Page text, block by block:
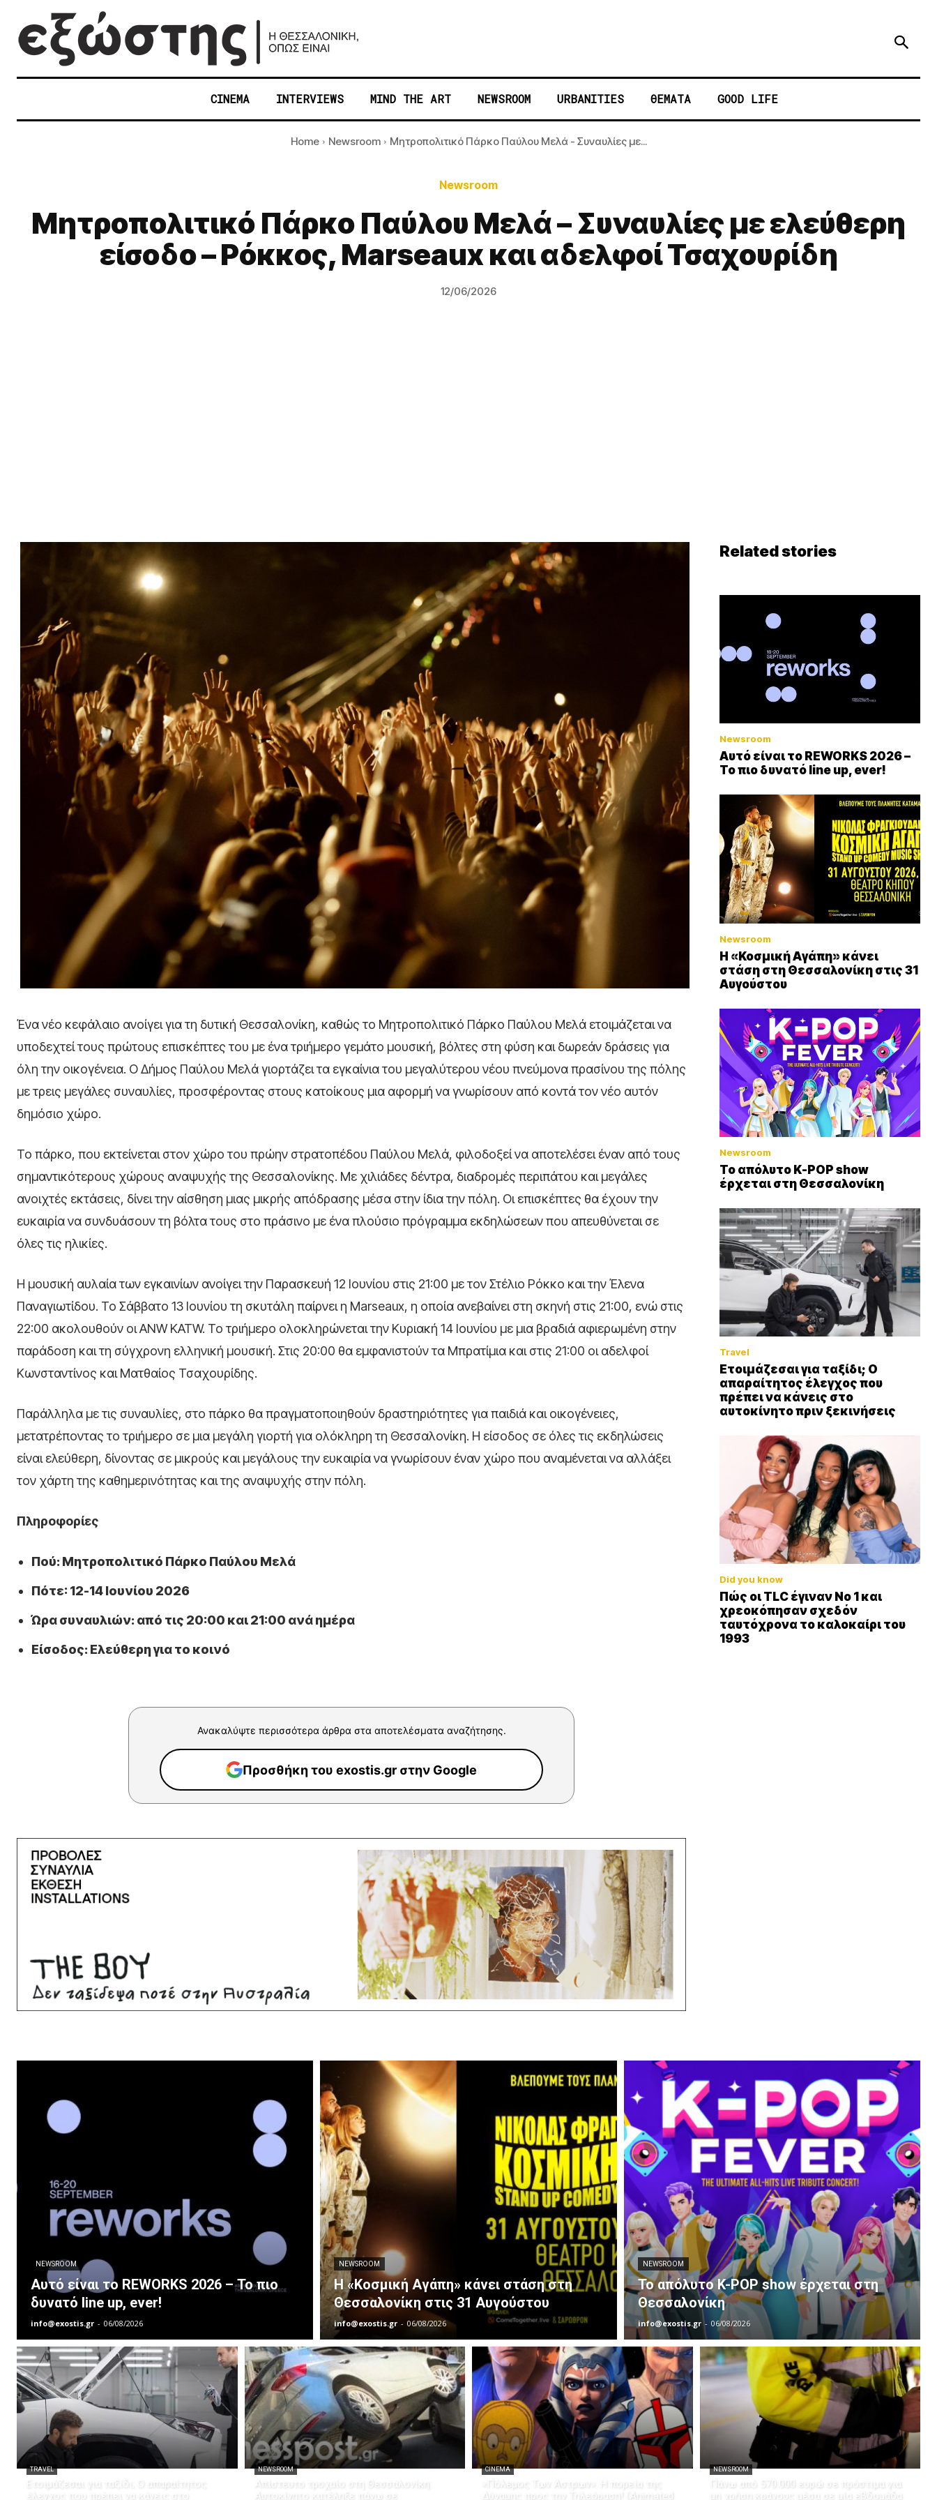
CINEMA INTERVIEWS MIND THE ART NEWSROOM URBANITIES ΘΕΜΑΤΑ GOOD LIFE
Home Newsroom Μητροπολιτικό Πάρκο Παύλου Μελά - Συναυλίες με...
Newsroom
Μητροπολιτικό Πάρκο Παύλου Μελά – Συναυλίες με ελεύθερη
είσοδο – Ρόκκος, Marseaux και αδελφοί Τσαχουρίδη
12/06/2026
Ένα νέο κεφάλαιο ανοίγει για τη δυτική Θεσσαλονίκη, καθώς το Μητροπολιτικό Πάρκο Παύλου Μελά ετοιμάζεται να
υποδεχτεί τους πρώτους επισκέπτες του με ένα τριήμερο γεμάτο μουσική, βόλτες στη φύση και δωρεάν δράσεις για
όλη την οικογένεια. Ο Δήμος Παύλου Μελά γιορτάζει τα εγκαίνια του μεγαλύτερου νέου πνεύμονα πρασίνου της πόλης
με τρεις μεγάλες συναυλίες, προσφέροντας στους κατοίκους μια αφορμή να γνωρίσουν από κοντά τον νέο αυτόν
δημόσιο χώρο.
Το πάρκο, που εκτείνεται στον χώρο του πρώην στρατοπέδου Παύλου Μελά, φιλοδοξεί να αποτελέσει έναν από τους
σημαντικότερους χώρους αναψυχής της Θεσσαλονίκης. Με χιλιάδες δέντρα, διαδρομές περιπάτου και μεγάλες
ανοιχτές εκτάσεις, δίνει την αίσθηση μιας μικρής απόδρασης μέσα στην ίδια την πόλη. Οι επισκέπτες θα έχουν την
ευκαιρία να συνδυάσουν τη βόλτα τους στο πράσινο με ένα πλούσιο πρόγραμμα εκδηλώσεων που απευθύνεται σε
όλες τις ηλικίες.
Η μουσική αυλαία των εγκαινίων ανοίγει την Παρασκευή 12 Ιουνίου στις 21:00 με τον Στέλιο Ρόκκο και την Έλενα
Παναγιωτίδου. Το Σάββατο 13 Ιουνίου τη σκυτάλη παίρνει η Marseaux, η οποία ανεβαίνει στη σκηνή στις 21:00, ενώ στις
22:00 ακολουθούν οι ANW KATW. Το τριήμερο ολοκληρώνεται την Κυριακή 14 Ιουνίου με μια βραδιά αφιερωμένη στην
παράδοση και τη σύγχρονη ελληνική μουσική. Στις 20:00 θα εμφανιστούν τα Μπρατίμια και στις 21:00 οι αδελφοί
Κωνσταντίνος και Ματθαίος Τσαχουρίδης.
Παράλληλα με τις συναυλίες, στο πάρκο θα πραγματοποιηθούν δραστηριότητες για παιδιά και οικογένειες,
μετατρέποντας το τριήμερο σε μια μεγάλη γιορτή για ολόκληρη τη Θεσσαλονίκη. Η είσοδος σε όλες τις εκδηλώσεις
είναι ελεύθερη, δίνοντας σε μικρούς και μεγάλους την ευκαιρία να γνωρίσουν έναν χώρο που αναμένεται να αλλάξει
τον χάρτη της καθημερινότητας και της αναψυχής στην πόλη.
Πληροφορίες
Πού: Μητροπολιτικό Πάρκο Παύλου Μελά
Πότε: 12-14 Ιουνίου 2026
Ώρα συναυλιών: από τις 20:00 και 21:00 ανά ημέρα
Είσοδος: Ελεύθερη για το κοινό
Ανακαλύψτε περισσότερα άρθρα στα αποτελέσματα αναζήτησης.
Προσθήκη του exostis.gr στην Google
Related stories
Newsroom
Αυτό είναι το REWORKS 2026 –
Το πιο δυνατό line up, ever!
Newsroom
Η «Κοσμική Αγάπη» κάνει
στάση στη Θεσσαλονίκη στις 31
Αυγούστου
Newsroom
Το απόλυτο K-POP show
έρχεται στη Θεσσαλονίκη
Travel
Ετοιμάζεσαι για ταξίδι; Ο
απαραίτητος έλεγχος που
πρέπει να κάνεις στο
αυτοκίνητο πριν ξεκινήσεις
Did you know
Πώς οι TLC έγιναν Νο 1 και
χρεοκόπησαν σχεδόν
ταυτόχρονα το καλοκαίρι του
1993
NEWSROOM
Αυτό είναι το REWORKS 2026 – Το πιο
δυνατό line up, ever!
info@exostis.gr - 06/08/2026
NEWSROOM
Η «Κοσμική Αγάπη» κάνει στάση στη
Θεσσαλονίκη στις 31 Αυγούστου
info@exostis.gr - 06/08/2026
NEWSROOM
Το απόλυτο K-POP show έρχεται στη
Θεσσαλονίκη
info@exostis.gr - 06/08/2026
TRAVEL
Ετοιμάζεσαι για ταξίδι; Ο απαραίτητος
έλεγχος που πρέπει να κάνεις στο
NEWSROOM
Απίστευτο τροχαίο στη Θεσσαλονίκη:
Αυτοκίνητο κατέληξε πάνω σε
CINEMA
«Πόλεμος Των Άστρων»: Η πορεία της
Δύναμης προς την Τηλεόραση! (Animated
NEWSROOM
Πάνω από 570.000 ευρώ σε πρόστιμα για
μη χρήση κράνους μέσα σε μία εβδομάδα